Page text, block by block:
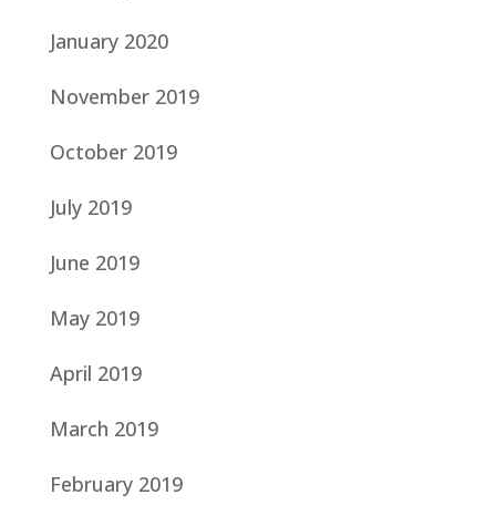
January 2020
November 2019
October 2019
July 2019
June 2019
May 2019
April 2019
March 2019
February 2019